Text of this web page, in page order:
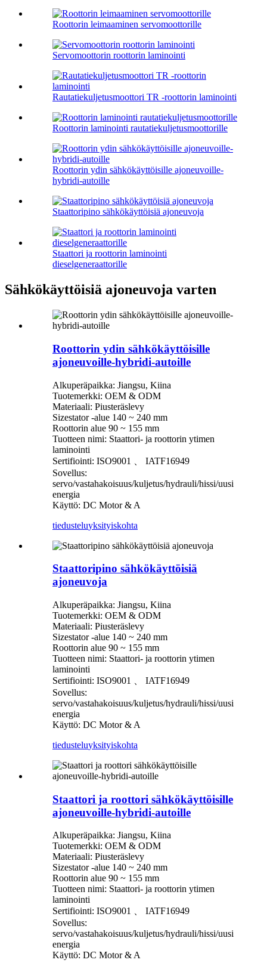
Roottorin leimaaminen servomoottorille
Servomoottorin roottorin laminointi
Rautatiekuljetusmoottori TR -roottorin laminointi
Roottorin laminointi rautatiekuljetusmoottorille
Roottorin ydin sähkökäyttöisille ajoneuvoille-
hybridi-autoille
Staattoripino sähkökäyttöisiä ajoneuvoja
Staattori ja roottorin laminointi
dieselgeneraattorille
Sähkökäyttöisiä ajoneuvoja varten
Roottorin ydin sähkökäyttöisille
ajoneuvoille-hybridi-autoille
Alkuperäpaikka: Jiangsu, Kiina
Tuotemerkki: OEM & ODM
Materiaali: Piusteräslevy
Sizestator -alue 140 ~ 240 mm
Roottorin alue 90 ~ 155 mm
Tuotteen nimi: Staattori- ja roottorin ytimen
laminointi
Sertifiointi: ISO9001 、 IATF16949
Sovellus:
servo/vastahakoisuus/kuljetus/hydrauli/hissi/uusi
energia
Käyttö: DC Motor & A
tiedusteluyksityiskohta
Staattoripino sähkökäyttöisiä
ajoneuvoja
Alkuperäpaikka: Jiangsu, Kiina
Tuotemerkki: OEM & ODM
Materiaali: Piusteräslevy
Sizestator -alue 140 ~ 240 mm
Roottorin alue 90 ~ 155 mm
Tuotteen nimi: Staattori- ja roottorin ytimen
laminointi
Sertifiointi: ISO9001 、 IATF16949
Sovellus:
servo/vastahakoisuus/kuljetus/hydrauli/hissi/uusi
energia
Käyttö: DC Motor & A
tiedusteluyksityiskohta
Staattori ja roottori sähkökäyttöisille
ajoneuvoille-hybridi-autoille
Alkuperäpaikka: Jiangsu, Kiina
Tuotemerkki: OEM & ODM
Materiaali: Piusteräslevy
Sizestator -alue 140 ~ 240 mm
Roottorin alue 90 ~ 155 mm
Tuotteen nimi: Staattori- ja roottorin ytimen
laminointi
Sertifiointi: ISO9001 、 IATF16949
Sovellus:
servo/vastahakoisuus/kuljetus/hydrauli/hissi/uusi
energia
Käyttö: DC Motor & A